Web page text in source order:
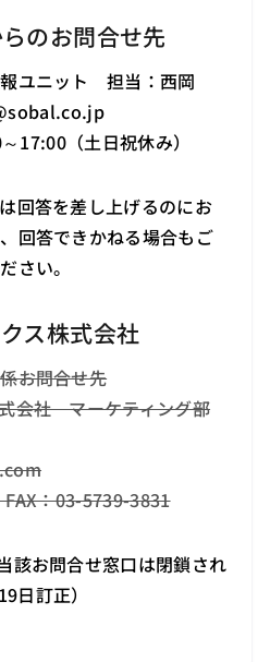
のお問合せ先
ユニット 担当：西岡
sobal.co.jp
17:00（土日祝休み）
回答を差し上げるのにお
回答できかねる場合もご
さい。
ス株式会社
お問合せ先
会社 マーケティング部
：03-5739-3831
該お問合せ窓口は閉鎖され
日訂正）